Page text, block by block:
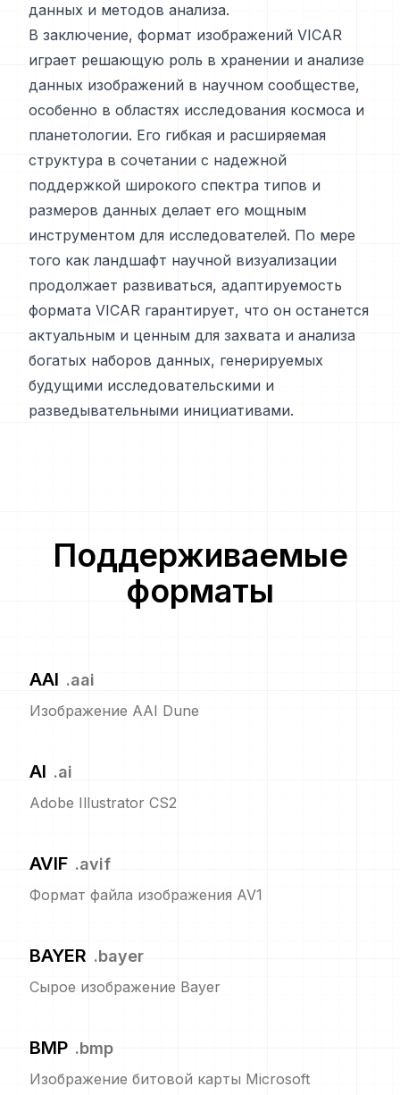
данных и методов анализа.
В заключение, формат изображений VICAR
играет решающую роль в хранении и анализе
данных изображений в научном сообществе,
особенно в областях исследования космоса и
планетологии. Его гибкая и расширяемая
структура в сочетании с надежной
поддержкой широкого спектра типов и
размеров данных делает его мощным
инструментом для исследователей. По мере
того как ландшафт научной визуализации
продолжает развиваться, адаптируемость
формата VICAR гарантирует, что он останется
актуальным и ценным для захвата и анализа
богатых наборов данных, генерируемых
будущими исследовательскими и
разведывательными инициативами.
Поддерживаемые
форматы
AAI .aai
Изображение AAI Dune
AI .ai
Adobe Illustrator CS2
AVIF .avif
Формат файла изображения AV1
BAYER .bayer
Сырое изображение Bayer
BMP .bmp
Изображение битовой карты Microsoft